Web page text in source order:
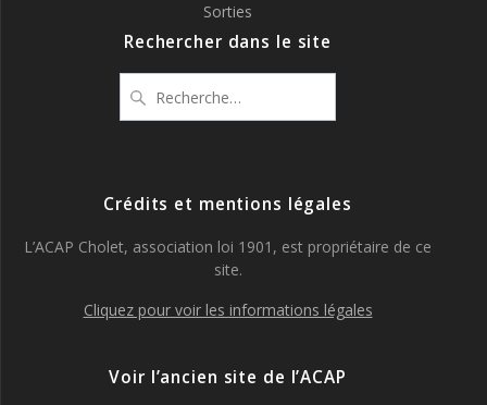
Sorties
Rechercher dans le site
pour
Crédits et mentions légales
L’ACAP Cholet, association loi 1901, est propriétaire de ce
site.
Cliquez pour voir les informations légales
Voir l’ancien site de l’ACAP